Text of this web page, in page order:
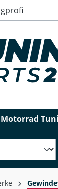
Motorrad